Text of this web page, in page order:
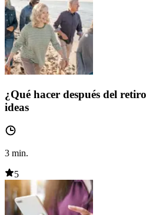
¿Qué hacer después del
ideas
3 min.
5